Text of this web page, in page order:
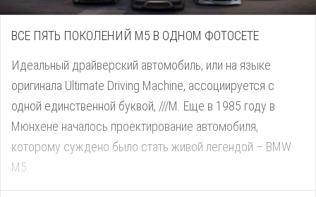
ВСЕ ПЯТЬ ПОКОЛЕНИЙ M5 В ОДНОМ ФОТОСЕТЕ
Идеальный драйверский автомобиль, или на языке
оригинала Ultimate Driving Machine, ассоциируется с
одной единственной буквой, ///M. Еще в 1985 году в
Мюнхене началось проектирование автомобиля,
которому суждено было стать живой легендой – BMW
M5.